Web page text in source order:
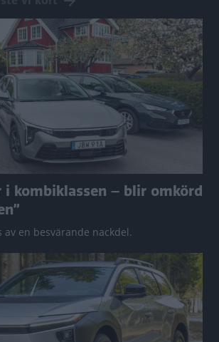
i kombiklassen – blir omkörd
en besvärande nackdel.